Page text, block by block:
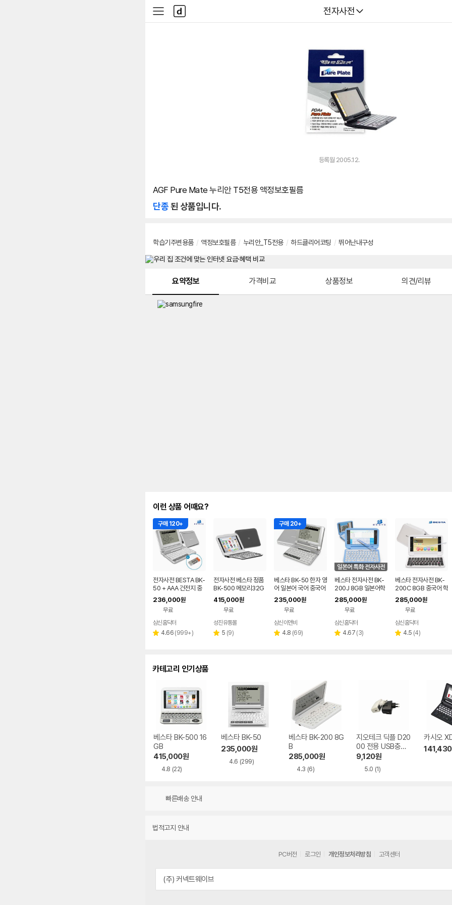
다나와
전자사전
사
이
다
나
와
등록월 2005.12.
AGF Pure Mate 누리안 T5전용 액정보호필름
단종된 상품입니다.
학습기주변용품 / 액정보호필름 / 누리안_T5전용 / 하드클리어코팅 / 뛰어난내구성
요약정보 가격비교 상품정보 의견/리뷰
이런 상품 어때요?
구매 120+
전자사전 BESTA BK-
50 + AAA 건전지 중
중한 영어 중국어 토익
다국어
236,000원
무료
삼신홈닥터
별 4.66 리
(999+)
전자사전 베스타 정품
BK-500 메모리32G
B 영영 영어특화 옥스
포드 북웜 콜린스코빌
415,000원
무료
성진유통몰
별 5 리
(9)
구매 20+
베스타 BK-50 한자 영
어 일본어 국어 중국어
어학연수 한영 영영 독
일어 영어 전자사전
235,000원
무료
삼신이앤비
별 4.8 리
(69)
베스타 전자사전 BK-
200J 8GB 일본어학
습기기
285,000원
무료
삼신홈닥터
별 4.67 리
(3)
베스타 전자사전 BK-
200C 8GB 중국어 학
습기기
285,000원
무료
삼신홈닥터
별 4.5 리
(4)
카테고리 인기상품
베스타 BK-500 16
GB
415,000원
4.8 (22)
베스타 BK-50
235,000원
4.6 (299)
베스타 BK-200 8G
B
285,000원
4.3 (6)
지오테크 딕플 D20
00 전용 USB충전
기
9,120원
5.0 (1)
카시오
141,430
빠른배송 안내
법적고지 안내
PC버전 로그인 개인정보처리방침 고객센터
(주) 커넥트웨이브